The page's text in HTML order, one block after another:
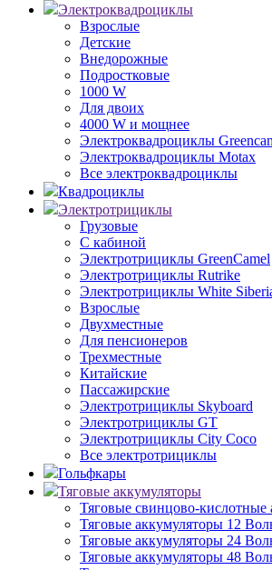
Электроквадроциклы
Взрослые
Детские
Внедорожные
Подростковые
1000 W
Для двоих
4000 W и мощнее
Электроквадроциклы
Электроквадроциклы Motax
Все электроквадроциклы
Квадроциклы
Электротрициклы
Грузовые
С кабиной
Электротрициклы GreenCamel
Электротрициклы Rutrike
Электротрициклы White
Взрослые
Двухместные
Для пенсионеров
Трехместные
Китайские
Пассажирские
Электротрициклы Skyboard
Электротрициклы GT
Электротрициклы City Coco
Все электротрициклы
Гольфкары
Тяговые аккумуляторы
Тяговые свинцово-кислотные
Тяговые аккумуляторы 12
Тяговые аккумуляторы 24
Тяговые аккумуляторы 48